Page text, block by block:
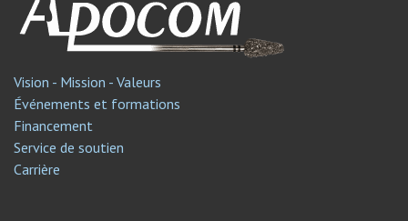
Vision - Mission - Valeurs
Événements et formations
Financement
Service de soutien​
Carrière